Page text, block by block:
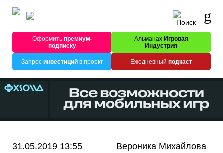
Оформитьпремиум-
подписку
Альманах Игровая
Индустрия
Запрос инвестицийв проект Ежедневный подкаст
31.05.2019 13:55 Вероника Михайлова